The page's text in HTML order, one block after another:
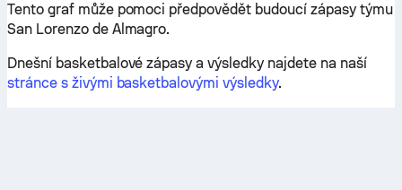
Tento graf může pomoci předpovědět budoucí zápasy týmu
San Lorenzo de Almagro.
Dnešní basketbalové zápasy a výsledky najdete na naší
stránce s živými basketbalovými výsledky.